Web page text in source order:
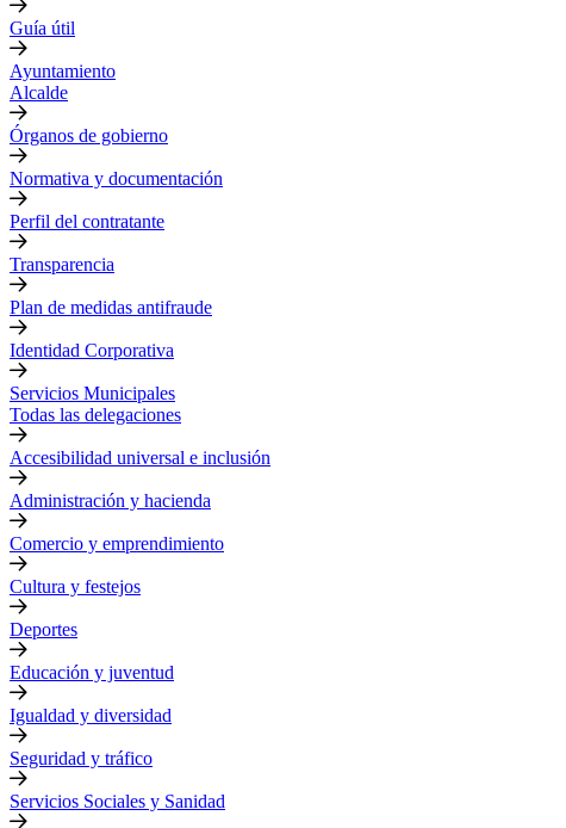
Guía útil
Ayuntamiento
Alcalde
Órganos de gobierno
Normativa y documentación
Perfil del contratante
Transparencia
Plan de medidas antifraude
Identidad Corporativa
Servicios Municipales
Todas las delegaciones
Accesibilidad universal e inclusión
Administración y hacienda
Comercio y emprendimiento
Cultura y festejos
Deportes
Educación y juventud
Igualdad y diversidad
Seguridad y tráfico
Servicios Sociales y Sanidad